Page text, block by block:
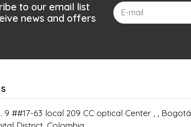
to our email list
news and offers
9 ##17-63 local 209 CC optical Center , , Bogotá,